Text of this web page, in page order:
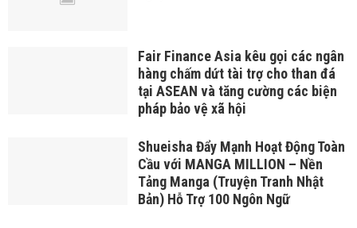
Fair Finance Asia kêu gọi các ngân
hàng chấm dứt tài trợ cho than đá
tại ASEAN và tăng cường các biện
pháp bảo vệ xã hội
Shueisha Đẩy Mạnh Hoạt Động Toàn
Cầu với MANGA MILLION – Nền
Tảng Manga (Truyện Tranh Nhật
Bản) Hỗ Trợ 100 Ngôn Ngữ